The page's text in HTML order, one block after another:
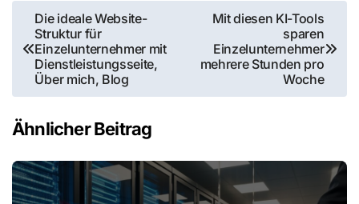
Beitragsnavigation
Die ideale Website-
Struktur für
Einzelunternehmer mit
Dienstleistungsseite,
Über mich, Blog
Mit diesen KI-Tools
sparen
Einzelunternehmer
mehrere Stunden pro
Woche
Ähnlicher Beitrag